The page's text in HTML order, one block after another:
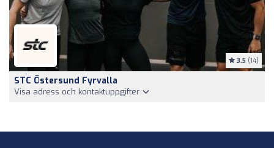
3.5 (14)
STC Östersund Fyrvalla
Visa adress och kontaktuppgifter